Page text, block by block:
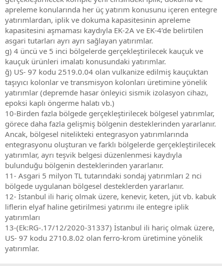
apreleme konularında her üç yatırım konusunu içeren entegre
yatırımlardan, iplik ve dokuma kapasitesinin apreleme
kapasitesini aşmaması kaydıyla EK-2A ve EK-4’de belirtilen
asgari tutarları ayrı ayrı sağlayan yatırımlar.
g) 4 üncü ve 5 inci bölgelerde gerçekleştirilecek kauçuk ve
kauçuk ürünleri imalatı konusundaki yatırımlar.
ğ) US- 97 kodu 2519.0.04 olan vulkanize edilmiş kauçuktan
taşıyıcı kolonlar ve transmisyon kolonları üretimine yönelik
yatırımlar (depremde hasar önleyici sismik izolasyon cihazı,
epoksi kaplı öngerme halatı vb.)
10-Birden fazla bölgede gerçekleştirilecek bölgesel yatırımlar,
görece daha fazla gelişmiş bölgenin desteklerinden yararlanır.
Ancak, bölgesel nitelikteki entegrasyon yatırımlarında
entegrasyonu oluşturan ve farklı bölgelerde gerçekleştirilecek
yatırımlar, ayrı teşvik belgesi düzenlenmesi kaydıyla
bulunduğu bölgenin desteklerinden yararlanır.
11- Asgari 5 milyon TL tutarındaki sondaj yatırımları 2 nci
bölgede uygulanan bölgesel desteklerden yararlanır.
12- İstanbul ili hariç olmak üzere, kenevir, keten, jüt vb. kabuk
liflerin elyaf haline getirilmesi yatırımı ile entegre iplik
yatırımları
13-(Ek:RG-.17/12/2020-31337) İstanbul ili hariç olmak üzere,
US- 97 kodu 2710.8.02 olan ferro-krom üretimine yönelik
yatırımlar.